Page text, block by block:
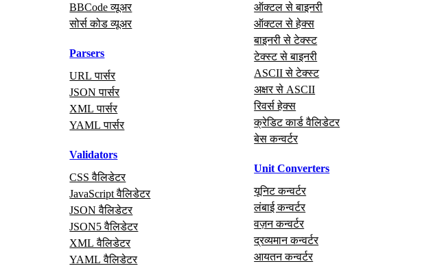
BBCode व्यूअर
सोर्स कोड व्यूअर
Parsers
URL पार्सर
JSON पार्सर
XML पार्सर
YAML पार्सर
Validators
CSS वैलिडेटर
JavaScript वैलिडेटर
JSON वैलिडेटर
JSON5 वैलिडेटर
XML वैलिडेटर
YAML वैलिडेटर
ऑक्टल से बाइनरी
ऑक्टल से हेक्स
बाइनरी से टेक्स्ट
टेक्स्ट से बाइनरी
ASCII से टेक्स्ट
अक्षर से ASCII
रिवर्स हेक्स
क्रेडिट कार्ड वैलिडेटर
बेस कन्वर्टर
Unit Converters
यूनिट कन्वर्टर
लंबाई कन्वर्टर
वज़न कन्वर्टर
द्रव्यमान कन्वर्टर
आयतन कन्वर्टर